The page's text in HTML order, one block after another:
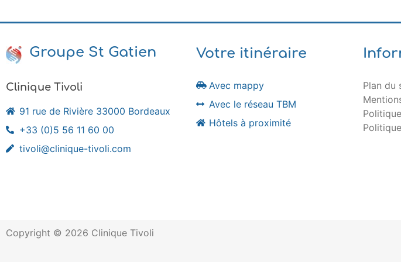
Groupe St Gatien
Clinique Tivoli
91 rue de Rivière 33000 Bordeaux
+33 (0)5 56 11 60 00
tivoli@clinique-tivoli.com
Votre itinéraire
Avec mappy
Avec le réseau TBM
Hôtels à proximité
Plan du
Copyright © 2026 Clinique Tivoli